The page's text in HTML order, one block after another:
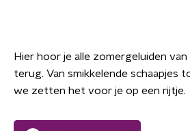
Hier hoor je alle zomergeluiden
terug. Van smikkelende schaapjes
we zetten het voor je op een rijtje.